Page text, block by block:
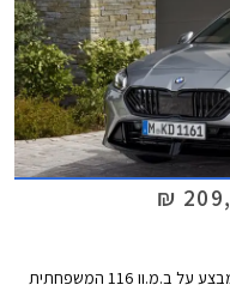
דלק מוטורס, יבואנית ב.מ.וו לישראל, יוצאת במבצע על ב.מ.וו 116 המשפחתית